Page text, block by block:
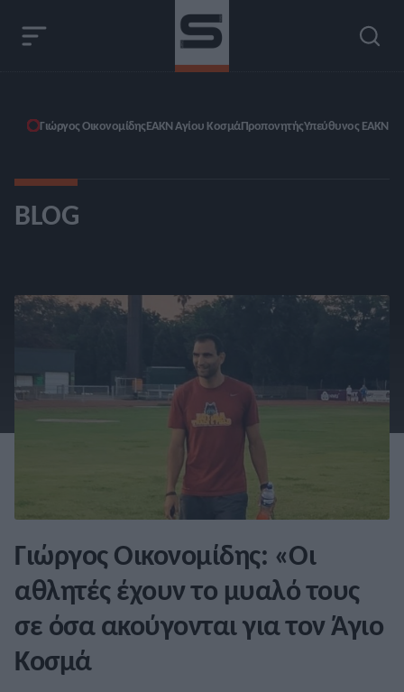
Γιώργος ΟικονομίδηςΕΑΚΝ Αγίου ΚοσμάΠροπονητήςΥπεύθυνος ΕΑΚΝ
BLOG
Γιώργος Οικονομίδης: «Οι
αθλητές έχουν το μυαλό τους
σε όσα ακούγονται για τον Άγιο
Κοσμά